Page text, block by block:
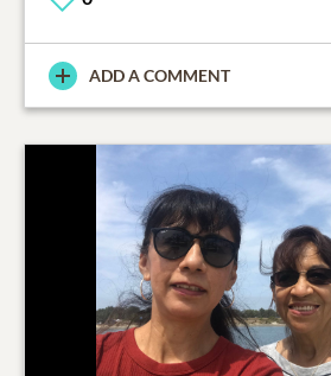
ADD A COMMENT